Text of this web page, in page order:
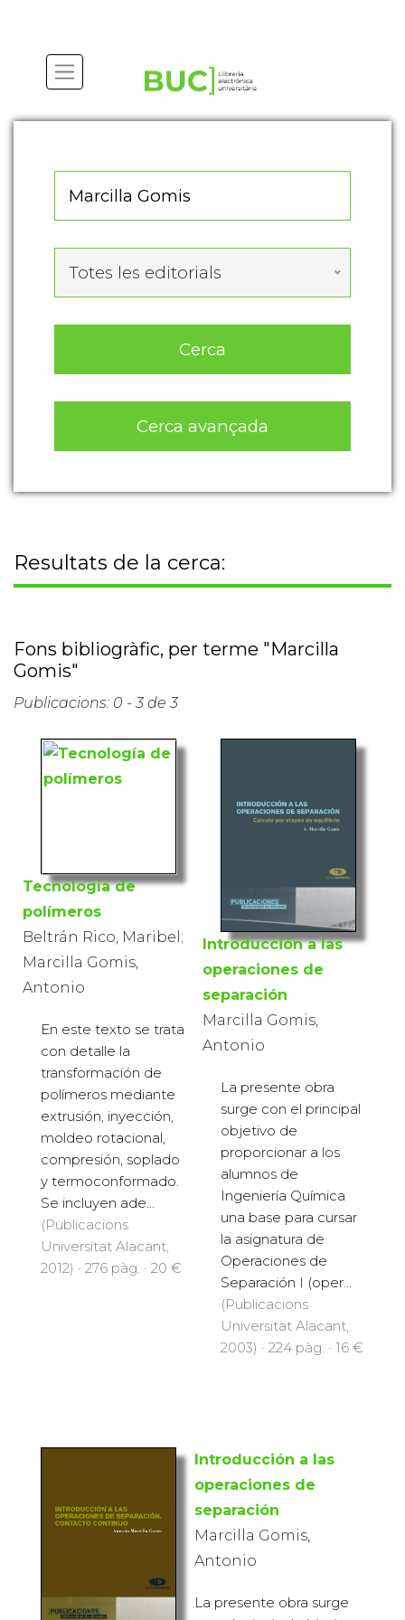
Totes les editorials
Cerca
Cerca avançada
Resultats de la cerca:
Fons bibliogràfic, per terme "Marcilla
Gomis"
Publicacions: 0 - 3 de 3
Tecnología de
polímeros
Beltrán Rico, Maribel;
Marcilla Gomis,
Antonio
En este texto se trata
con detalle la
transformación de
polímeros mediante
extrusión, inyección,
moldeo rotacional,
compresión, soplado
y termoconformado.
Se incluyen ade...
(Publicacions
Universitat Alacant,
2012) · 276 pàg. · 20 €
Introducción a las
operaciones de
separación
Marcilla Gomis,
Antonio
La presente obra
surge con el principal
objetivo de
proporcionar a los
alumnos de
Ingeniería Química
una base para cursar
la asignatura de
Operaciones de
Separación I (oper...
(Publicacions
Universitat Alacant,
2003) · 224 pàg. · 16 €
Introducción a las
operaciones de
separación
Marcilla Gomis,
Antonio
La presente obra surge